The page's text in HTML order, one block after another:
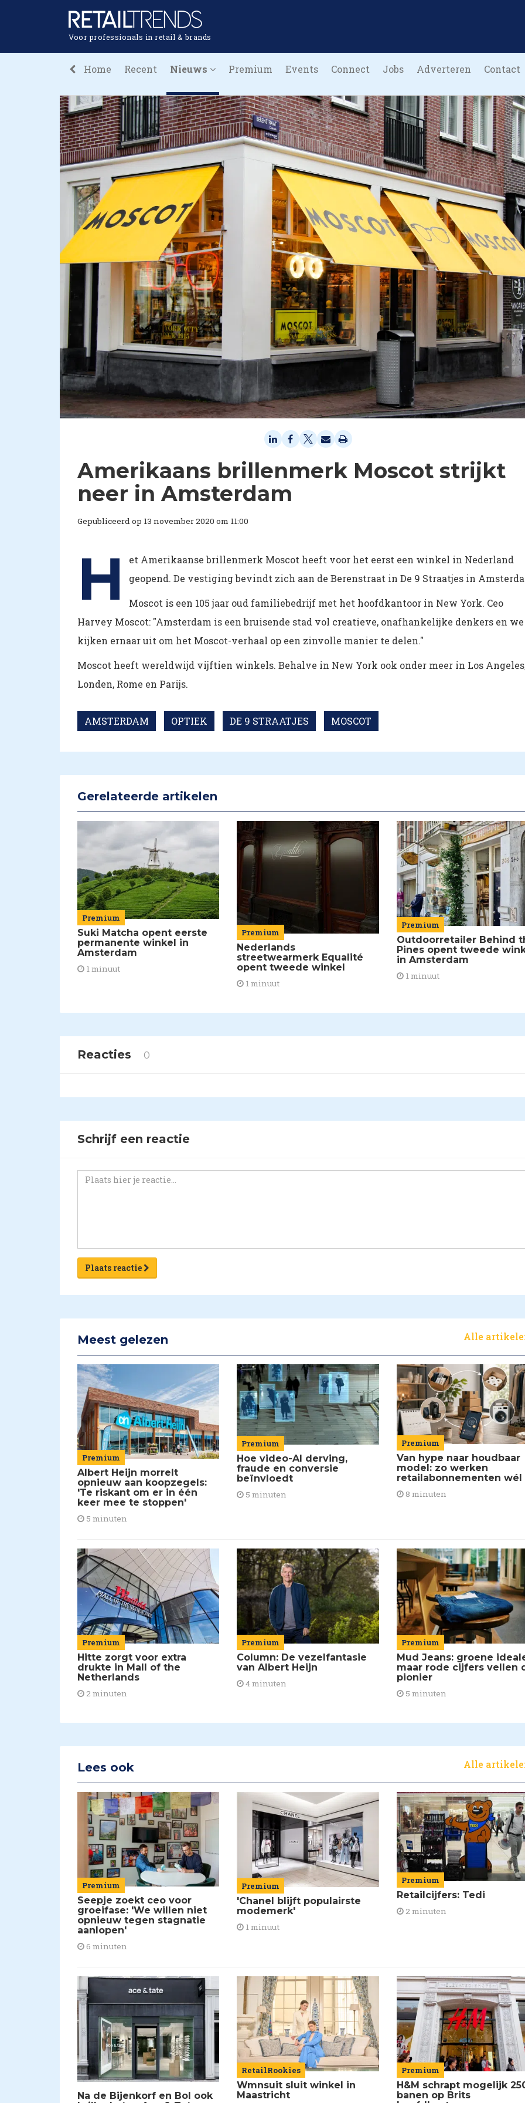
Voor professionals in retail & brands
Home Recent Nieuws Premium Events Connect Jobs Adverteren Contact
Amerikaans brillenmerk Moscot strijkt
neer in Amsterdam
Gepubliceerd op 13 november 2020 om 11:00
H
et Amerikaanse brillenmerk Moscot heeft voor het eerst een winkel in Nederland
geopend. De vestiging bevindt zich aan de Berenstraat in De 9 Straatjes in
Moscot is een 105 jaar oud familiebedrijf met het hoofdkantoor in New York. Ceo
Harvey Moscot: "Amsterdam is een bruisende stad vol creatieve, onafhankelijke denkers en we
kijken ernaar uit om het Moscot-verhaal op een zinvolle manier te delen."
Moscot heeft wereldwijd vijftien winkels. Behalve in New York ook onder meer in Los
Londen, Rome en Parijs.
AMSTERDAM OPTIEK DE 9 STRAATJES MOSCOT
Gerelateerde artikelen
Premium
Suki Matcha opent eerste
permanente winkel in
Amsterdam
1 minuut
Premium
Nederlands
streetwearmerk Equalité
opent tweede winkel
1 minuut
Premium
Outdoorretailer Behind
Pines opent tweede
in Amsterdam
1 minuut
Reacties 0
Schrijf een reactie
Plaats reactie
Meest gelezen Alle
Premium
Albert Heijn morrelt
opnieuw aan koopzegels:
'Te riskant om er in één
keer mee te stoppen'
5 minuten
Premium
Hoe video-AI derving,
fraude en conversie
beïnvloedt
5 minuten
Premium
Van hype naar houdbaar
model: zo werken
retailabonnementen wél
8 minuten
Premium
Hitte zorgt voor extra
drukte in Mall of the
Netherlands
2 minuten
Premium
Column: De vezelfantasie
van Albert Heijn
4 minuten
Premium
Mud Jeans: groene
maar rode cijfers vellen
pionier
5 minuten
Lees ook Alle
Premium
Seepje zoekt ceo voor
groeifase: 'We willen niet
opnieuw tegen stagnatie
aanlopen'
6 minuten
Premium
'Chanel blijft populairste
modemerk'
1 minuut
Premium
Retailcijfers: Tedi
2 minuten
Na de Bijenkorf en Bol ook
RetailRookies
Wmnsuit sluit winkel in
Maastricht
Premium
H&M schrapt mogelijk
banen op Brits